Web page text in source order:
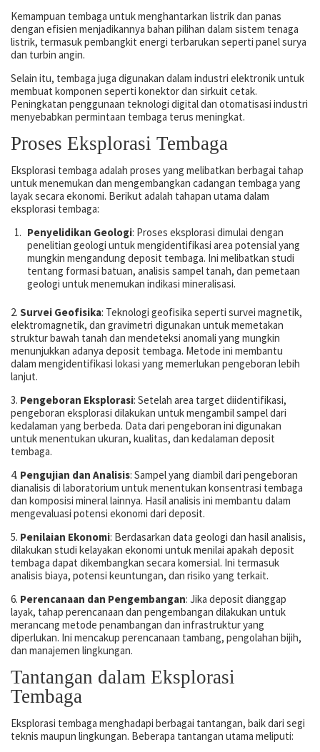
Kemampuan tembaga untuk menghantarkan listrik dan panas
dengan efisien menjadikannya bahan pilihan dalam sistem tenaga
listrik, termasuk pembangkit energi terbarukan seperti panel surya
dan turbin angin.
Selain itu, tembaga juga digunakan dalam industri elektronik untuk
membuat komponen seperti konektor dan sirkuit cetak.
Peningkatan penggunaan teknologi digital dan otomatisasi industri
menyebabkan permintaan tembaga terus meningkat.
Proses Eksplorasi Tembaga
Eksplorasi tembaga adalah proses yang melibatkan berbagai tahap
untuk menemukan dan mengembangkan cadangan tembaga yang
layak secara ekonomi. Berikut adalah tahapan utama dalam
eksplorasi tembaga:
Penyelidikan Geologi: Proses eksplorasi dimulai dengan
penelitian geologi untuk mengidentifikasi area potensial yang
mungkin mengandung deposit tembaga. Ini melibatkan studi
tentang formasi batuan, analisis sampel tanah, dan pemetaan
geologi untuk menemukan indikasi mineralisasi.
2. Survei Geofisika: Teknologi geofisika seperti survei magnetik,
elektromagnetik, dan gravimetri digunakan untuk memetakan
struktur bawah tanah dan mendeteksi anomali yang mungkin
menunjukkan adanya deposit tembaga. Metode ini membantu
dalam mengidentifikasi lokasi yang memerlukan pengeboran lebih
lanjut.
3. Pengeboran Eksplorasi: Setelah area target diidentifikasi,
pengeboran eksplorasi dilakukan untuk mengambil sampel dari
kedalaman yang berbeda. Data dari pengeboran ini digunakan
untuk menentukan ukuran, kualitas, dan kedalaman deposit
tembaga.
4. Pengujian dan Analisis: Sampel yang diambil dari pengeboran
dianalisis di laboratorium untuk menentukan konsentrasi tembaga
dan komposisi mineral lainnya. Hasil analisis ini membantu dalam
mengevaluasi potensi ekonomi dari deposit.
5. Penilaian Ekonomi: Berdasarkan data geologi dan hasil analisis,
dilakukan studi kelayakan ekonomi untuk menilai apakah deposit
tembaga dapat dikembangkan secara komersial. Ini termasuk
analisis biaya, potensi keuntungan, dan risiko yang terkait.
6. Perencanaan dan Pengembangan: Jika deposit dianggap
layak, tahap perencanaan dan pengembangan dilakukan untuk
merancang metode penambangan dan infrastruktur yang
diperlukan. Ini mencakup perencanaan tambang, pengolahan bijih,
dan manajemen lingkungan.
Tantangan dalam Eksplorasi
Tembaga
Eksplorasi tembaga menghadapi berbagai tantangan, baik dari segi
teknis maupun lingkungan. Beberapa tantangan utama meliputi: